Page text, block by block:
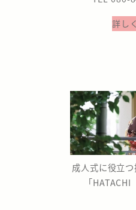
詳し
成人式に役立
「HATACHI